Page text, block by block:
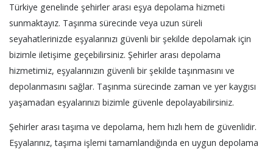
Türkiye genelinde şehirler arası eşya depolama hizmeti
sunmaktayız. Taşınma sürecinde veya uzun süreli
seyahatlerinizde eşyalarınızı güvenli bir şekilde depolamak için
bizimle iletişime geçebilirsiniz. Şehirler arası depolama
hizmetimiz, eşyalarınızın güvenli bir şekilde taşınmasını ve
depolanmasını sağlar. Taşınma sürecinde zaman ve yer kaygısı
yaşamadan eşyalarınızı bizimle güvenle depolayabilirsiniz.
Şehirler arası taşıma ve depolama, hem hızlı hem de güvenlidir.
Eşyalarınız, taşıma işlemi tamamlandığında en uygun depolama